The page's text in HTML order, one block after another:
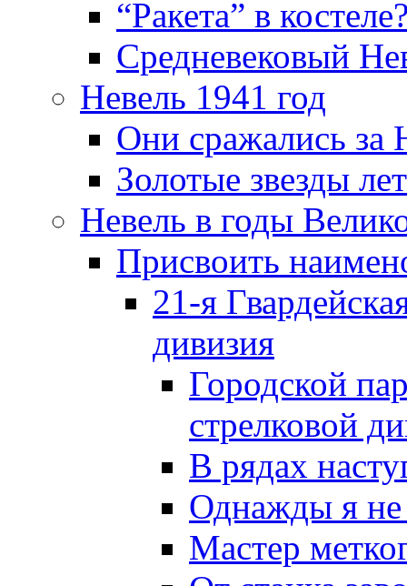
“Ракета” в
Средневековый
Невель 1941 год
Они сражались за
Золотые звезды
Невель в годы
Присвоить
21-я
дивизия
Городской
стрелковой
В рядах
Однажды я
Мастер